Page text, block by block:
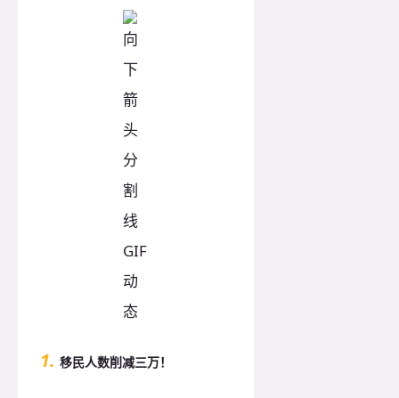
1. 移民人数削减三万！